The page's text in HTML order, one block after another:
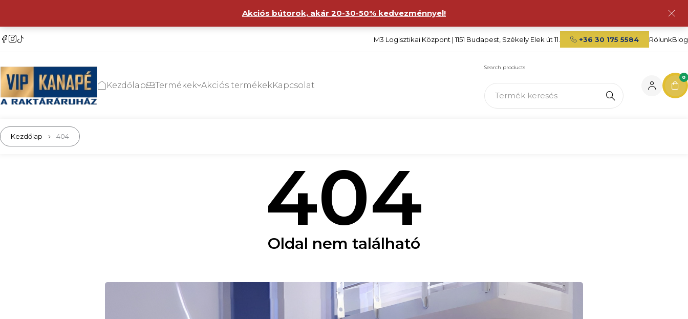
Akciós bútorok, akár 20-30-50% kedvezménnyel!
M3 Logisztikai Központ | 1151 Budapest, Székely Elek út 11. +36 30 175 5584 RólunkBlog
Kezdőlap Termékek Akciós termékekKapcsolat
Search products
0
Kezdőlap 404
404
Oldal nem található